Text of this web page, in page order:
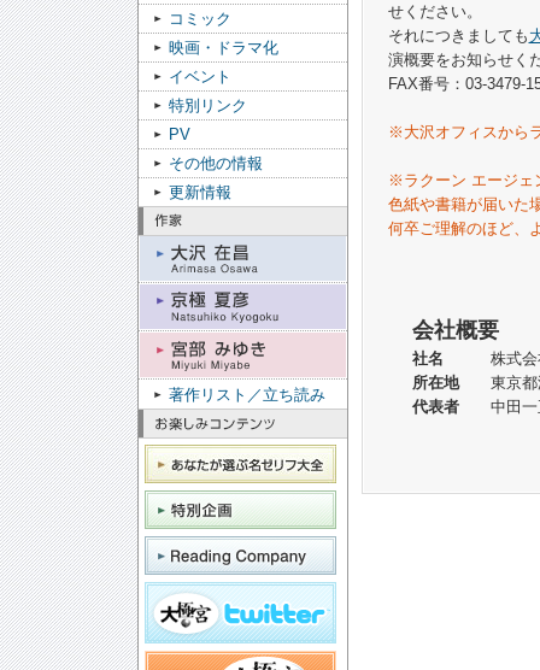
コミック
映画・ドラマ化
イベント
特別リンク
PV
その他の情報
更新情報
著作リスト／立ち読み
せください。
それにつきましても
演概要をお知らせく
FAX番号：03-3479-
※大沢オフィスから
※ラクーン エージェ
色紙や書籍が届いた
何卒ご理解のほど、
会社概要
社名 株式会社
所在地東京都港
代表者中田一